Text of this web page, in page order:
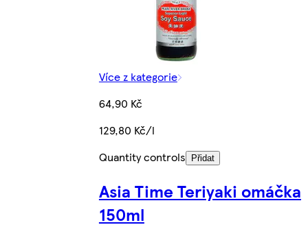
Více z kategorie
64,90 Kč
129,80 Kč/l
Quantity controls
Přidat
Asia Time Teriyaki omáčka
150ml